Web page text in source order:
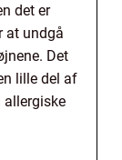
det er
at undgå
Det
lille del af
allergiske